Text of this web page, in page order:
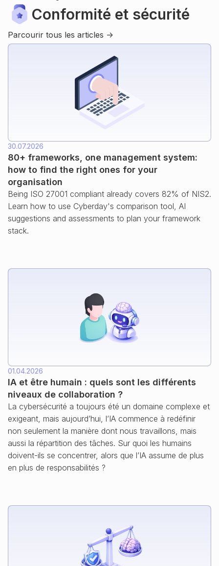
Conformité et sécurité
Parcourir tous les articles ->
30.07.2026
80+ frameworks, one management system:
how to find the right ones for your
organisation
Being ISO 27001 compliant already covers 82% of NIS2.
Learn how to use Cyberday's comparison tool, AI
suggestions and assessments to plan your framework
stack.
01.04.2026
IA et être humain : quels sont les différents
niveaux de collaboration ?
La cybersécurité a toujours été un domaine complexe et
exigeant, mais aujourd’hui, l’IA commence à redéfinir
non seulement la manière dont nous travaillons, mais
aussi la répartition des tâches. Sur quoi les humains
doivent-ils se concentrer, alors que l’IA assume de plus
en plus de responsabilités ?